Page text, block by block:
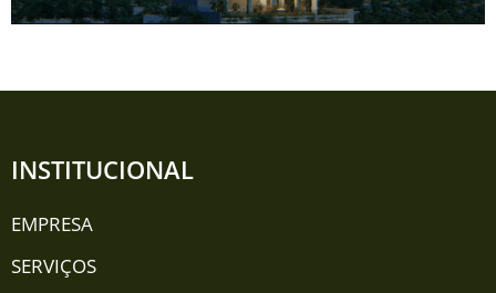
INSTITUCIONAL
EMPRESA
SERVIÇOS